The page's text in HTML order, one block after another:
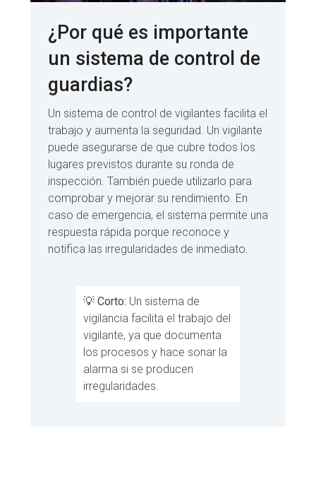
¿Por qué es importante
un sistema de control de
guardias?
Un sistema de control de vigilantes facilita el
trabajo y aumenta la seguridad. Un vigilante
puede asegurarse de que cubre todos los
lugares previstos durante su ronda de
inspección. También puede utilizarlo para
comprobar y mejorar su rendimiento. En
caso de emergencia, el sistema permite una
respuesta rápida porque reconoce y
notifica las irregularidades de inmediato.
💡 Corto: Un sistema de
vigilancia facilita el trabajo del
vigilante, ya que documenta
los procesos y hace sonar la
alarma si se producen
irregularidades.